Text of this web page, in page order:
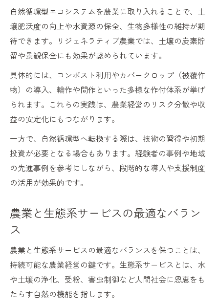
自然循環型エコシステムを農業に取り入れることで、土
壌肥沃度の向上や水資源の保全、生物多様性の維持が期
待できます。リジェネラティブ農業では、土壌の炭素貯
留や景観保全にも効果が認められています。
具体的には、コンポスト利用やカバークロップ（被覆作
物）の導入、輪作や間作といった多様な作付体系が挙げ
られます。これらの実践は、農業経営のリスク分散や収
益の安定化にもつながります。
一方で、自然循環型へ転換する際は、技術の習得や初期
投資が必要となる場合もあります。経験者の事例や地域
の先進事例を参考にしながら、段階的な導入や支援制度
の活用が効果的です。
農業と生態系サービスの最適なバラン
ス
農業と生態系サービスの最適なバランスを保つことは、
持続可能な農業経営の鍵です。生態系サービスとは、水
や土壌の浄化、受粉、害虫制御など人間社会に恩恵をも
たらす自然の機能を指します。